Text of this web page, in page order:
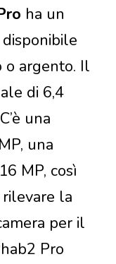
ha un
o argento. Il
di 6,4
una
una
MP, così
la
per il
Pro